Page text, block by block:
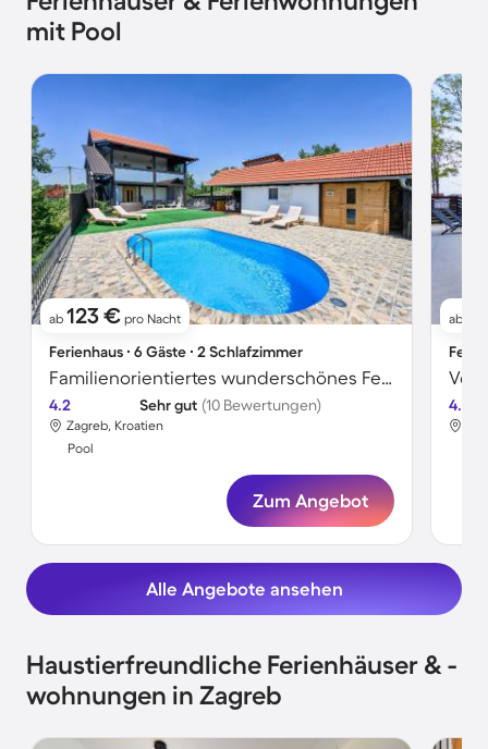
mit Pool
ab 123 € pro Nacht
Ferienhaus ∙ 6 Gäste ∙ 2 Schlafzimmer
Familienorientiertes wunderschönes Ferienhaus mit Sauna, Terrasse und Whirlpool | Seeblick | Haustierfreundlich
4.2 Sehr gut (10 Bewertungen)
Zagreb, Kroatien
Pool
Zum Angebot
ab
4.6
Alle Angebote ansehen
Haustierfreundliche Ferienhäuser & -
wohnungen in Zagreb